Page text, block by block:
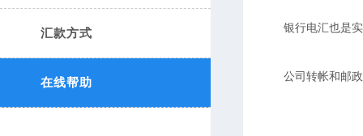
汇款方式
在线帮助
银行电汇也是
公司转帐和邮